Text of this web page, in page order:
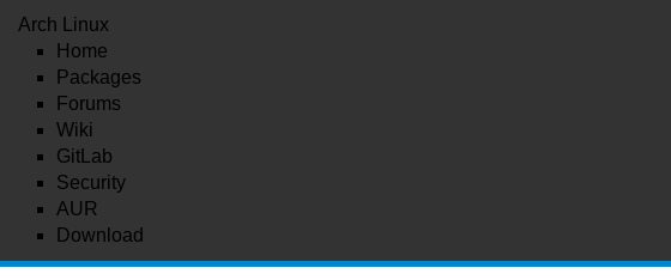
Arch Linux
Home
Packages
Forums
Wiki
GitLab
Security
AUR
Download